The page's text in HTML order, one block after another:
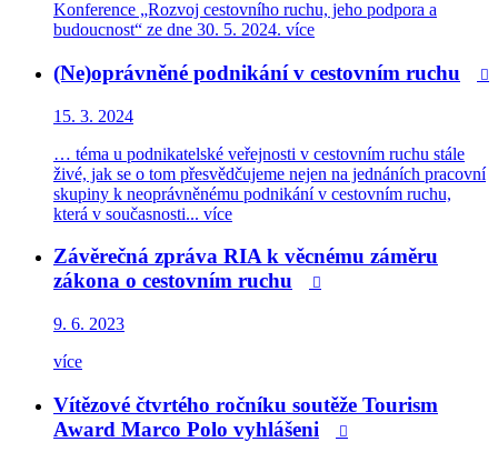
Konference „Rozvoj cestovního ruchu, jeho podpora a
budoucnost“ ze dne 30. 5. 2024. více
(Ne)oprávněné podnikání v cestovním ruchu 
15. 3. 2024
… téma u podnikatelské veřejnosti v cestovním ruchu stále
živé, jak se o tom přesvědčujeme nejen na jednáních pracovní
skupiny k neoprávněnému podnikání v cestovním ruchu,
která v současnosti... více
Závěrečná zpráva RIA k věcnému záměru
zákona o cestovním ruchu

9. 6. 2023
více
Vítězové čtvrtého ročníku soutěže Tourism
Award Marco Polo vyhlášeni
